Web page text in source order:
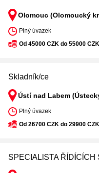
Olomouc (Olomoucký
Plný úvazek
Od 45000 CZK do 55000 CZK
Skladník/ce
Ústí nad Labem
Plný úvazek
Od 26700 CZK do 29900 CZK
SPECIALISTA ŘÍDÍCÍCH